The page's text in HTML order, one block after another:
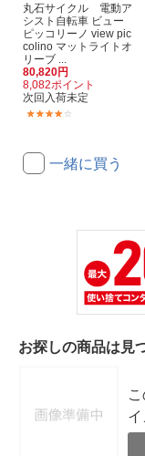
丸石サイクル 電動ア
シスト自転車 ビュー
ピッコリーノ view pic
colino マットライトオ
リーブ ...
80,820円
8,082ポイント
次回入荷未定
一緒に買う
お探しの商品は見